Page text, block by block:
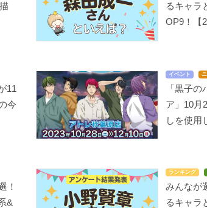
るキャラ
OP9！【
11
今
イベント
「黒子
ア」10月
しを使用
！
&
ランキング
みんなが
るキャラ